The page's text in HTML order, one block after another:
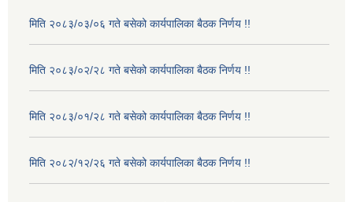
मिति २०८३/०३/०६ गते बसेको कार्यपालिका बैठक निर्णय !!
मिति २०८३/०२/२८ गते बसेको कार्यपालिका बैठक निर्णय !!
मिति २०८३/०१/२८ गते बसेको कार्यपालिका बैठक निर्णय !!
मिति २०८२/१२/२६ गते बसेको कार्यपालिका बैठक निर्णय !!